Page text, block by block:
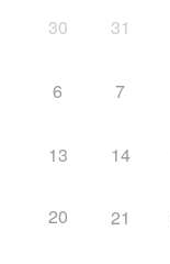
30 31
6 7
13 14
20 21